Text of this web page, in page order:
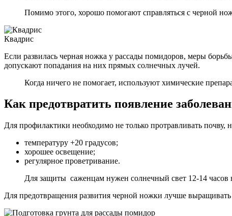
Помимо этого, хорошо помогают справляться с черной
Квадрис
Если развилась черная ножка у рассады помидоров, меры
допускают попадания на них прямых солнечных лучей.
Когда ничего не помогает, используют химические
Как предотвратить появление
Для профилактики необходимо не только протравливать почву,
температуру +20 градусов;
хорошее освещение;
регулярное проветривание.
Для защиты саженцам нужен солнечный свет 12-14 часов
Для предотвращения развития черной ножки лучше